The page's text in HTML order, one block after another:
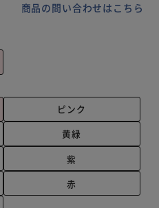
商品の問い合わせはこちら
ピンク
黄緑
紫
赤